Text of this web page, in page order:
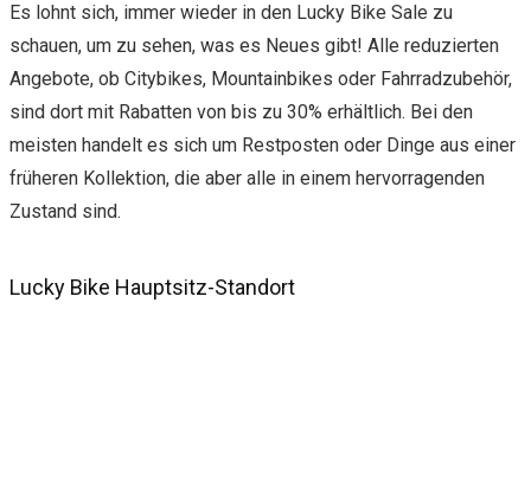
Es lohnt sich, immer wieder in den Lucky Bike Sale zu
schauen, um zu sehen, was es Neues gibt! Alle reduzierten
Angebote, ob Citybikes, Mountainbikes oder Fahrradzubehör,
sind dort mit Rabatten von bis zu 30% erhältlich. Bei den
meisten handelt es sich um Restposten oder Dinge aus einer
früheren Kollektion, die aber alle in einem hervorragenden
Zustand sind.
Lucky Bike Hauptsitz-Standort